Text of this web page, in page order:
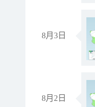
8月3日
8月2日